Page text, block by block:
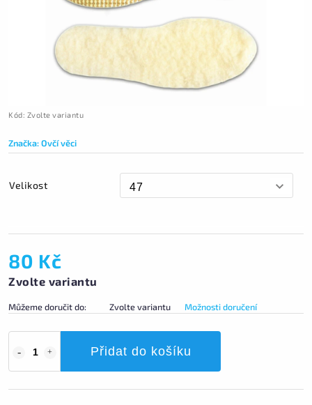
Kód: Zvolte variantu
Značka:Ovčí věci
Velikost
80 Kč
Zvolte variantu
Můžeme doručit do: Zvolte variantu Možnosti doručení
Přidat do košíku